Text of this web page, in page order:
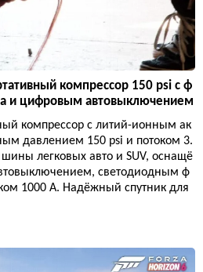
компрессор 150 psi с ф
и цифровым автовыключением
компрессор с литий-ионным ак
давлением 150 psi и потоком 3.
легковых авто и SUV, оснащё
светодиодным ф
1000 А. Надёжный спутник для